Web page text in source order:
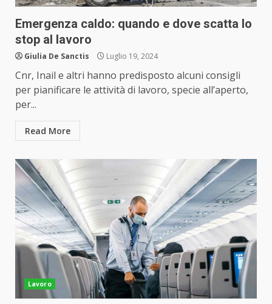
Emergenza caldo: quando e dove scatta lo
stop al lavoro
Giulia De Sanctis Luglio 19, 2024
Cnr, Inail e altri hanno predisposto alcuni consigli
per pianificare le attività di lavoro, specie all’aperto,
per...
Read More
Lavoro